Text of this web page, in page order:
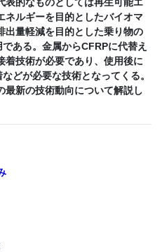
ネルギーを目的としたバイオマ
出量軽減を目的とした乗り物の
ある。金属からCFRPに代替え
着技術が必要であり、使用後に
どが必要な技術となってくる。
最新の技術動向について解説し